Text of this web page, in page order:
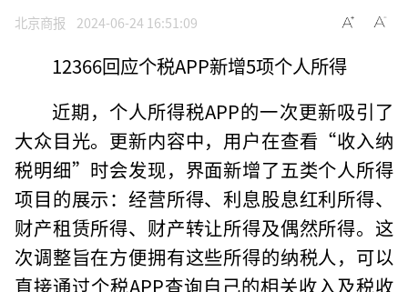
北京商报 2024-06-24 16:51:09
12366回应个税APP新增5项个人所得
近期，个人所得税APP的一次更新吸引了
大众目光。更新内容中，用户在查看“收入纳
税明细”时会发现，界面新增了五类个人所得
项目的展示：经营所得、利息股息红利所得、
财产租赁所得、财产转让所得及偶然所得。这
次调整旨在方便拥有这些所得的纳税人，可以
直接通过个税APP查询自己的相关收入及税收